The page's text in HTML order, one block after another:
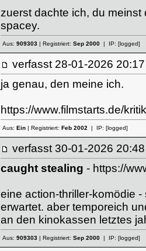
zuerst dachte ich, du
spacey.
Aus: 909303| Registriert: Sep 2000| IP: [logged]
verfasst 28-01-2026
ja genau, den meine ich.
https://www.filmstarts.de/
Aus: Ein| Registriert: Feb 2002| IP: [logged]
verfasst 30-01-2026
caught stealing - https://
eine action-thriller-komödie
erwartet. aber temporeich
an den kinokassen letztes
Aus: 909303| Registriert: Sep 2000| IP: [logged]